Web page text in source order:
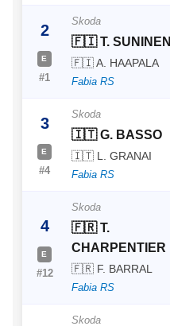
2
E
#1
Skoda
🇫🇮 T. SUNINEN
🇫🇮 A. HAAPALA
Fabia RS
3
E
#4
Skoda
🇮🇹 G. BASSO
🇮🇹 L. GRANAI
Fabia RS
4
E
#12
Skoda
🇫🇷 T.
CHARPENTIER
🇫🇷 F. BARRAL
Fabia RS
Skoda